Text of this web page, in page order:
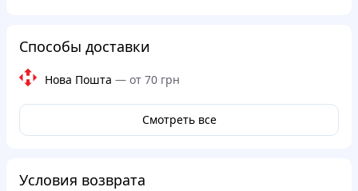
Способы доставки
Нова Пошта — от 70 грн
Смотреть все
Условия возврата